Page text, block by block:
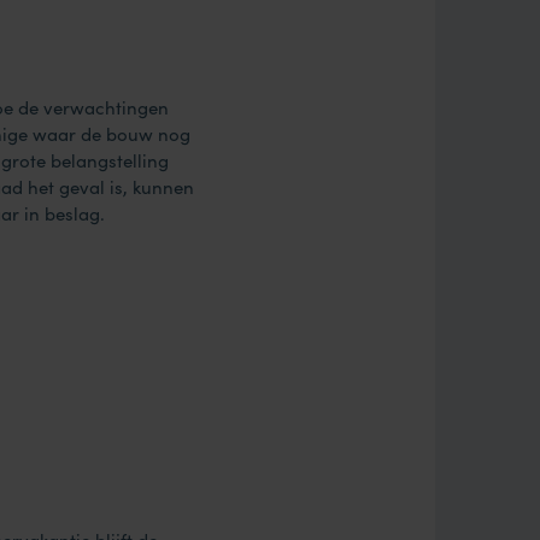
de verwachtingen
waar de bouw nog
belangstelling
het geval is, kunnen
in beslag.